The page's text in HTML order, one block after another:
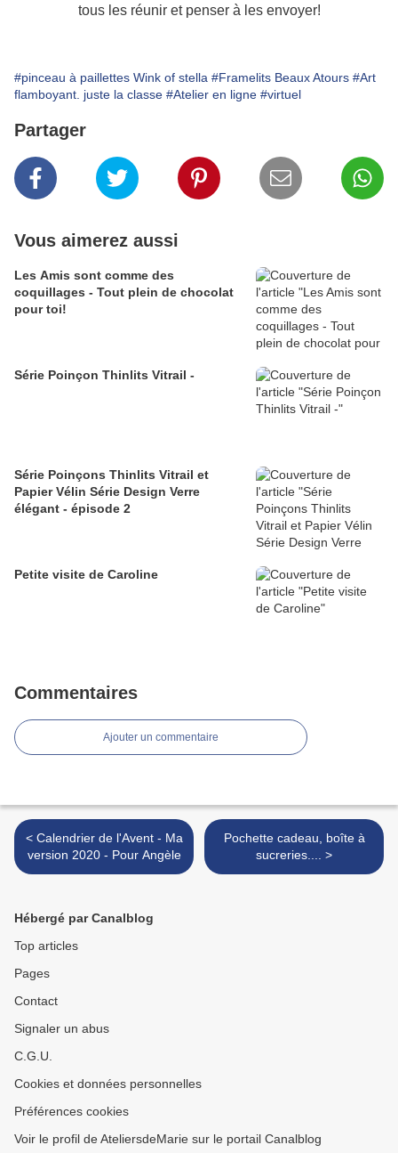
tous les réunir et penser à les envoyer!
#pinceau à paillettes Wink of stella #Framelits Beaux Atours #Art
flamboyant. juste la classe #Atelier en ligne #virtuel
Partager
Vous aimerez aussi
Les Amis sont comme des
coquillages - Tout plein de chocolat
pour toi!
Série Poinçon Thinlits Vitrail -
Série Poinçons Thinlits Vitrail et
Papier Vélin Série Design Verre
élégant - épisode 2
Petite visite de Caroline
Commentaires
Ajouter un commentaire
< Calendrier de l'Avent - Ma
version 2020 - Pour Angèle
Pochette cadeau, boîte à
sucreries.... >
Hébergé par Canalblog
Top articles
Pages
Contact
Signaler un abus
C.G.U.
Cookies et données personnelles
Préférences cookies
Voir le profil de AteliersdeMarie sur le portail Canalblog